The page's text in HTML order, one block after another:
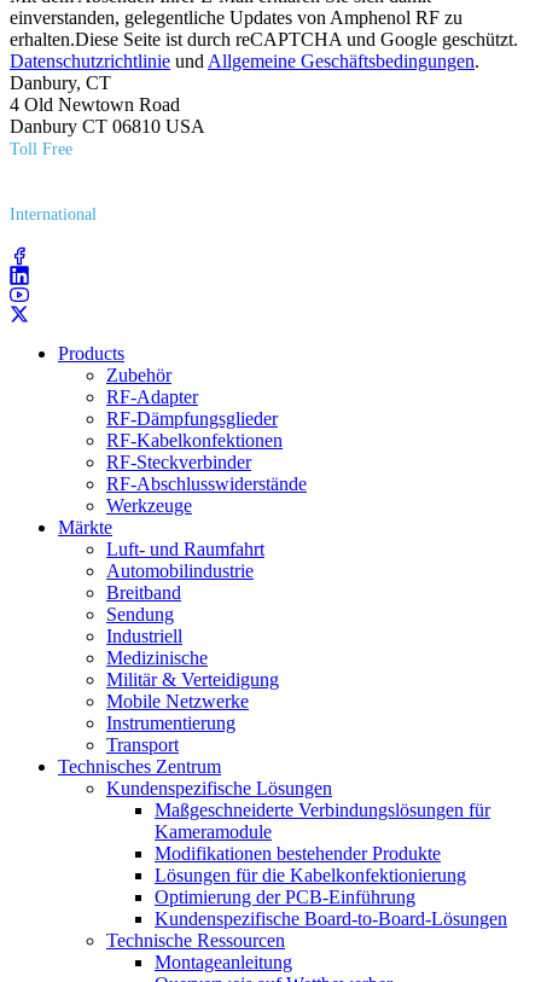
einverstanden, gelegentliche Updates von Amphenol RF zu
erhalten.Diese Seite ist durch reCAPTCHA und Google geschützt.
Datenschutzrichtlinie und Allgemeine Geschäftsbedingungen.
Danbury, CT
4 Old Newtown Road
Danbury CT 06810 USA
Toll Free
International
Products
Zubehör
RF-Adapter
RF-Dämpfungsglieder
RF-Kabelkonfektionen
RF-Steckverbinder
RF-Abschlusswiderstände
Werkzeuge
Märkte
Luft- und Raumfahrt
Automobilindustrie
Breitband
Sendung
Industriell
Medizinische
Militär & Verteidigung
Mobile Netzwerke
Instrumentierung
Transport
Technisches Zentrum
Kundenspezifische Lösungen
Maßgeschneiderte Verbindungslösungen für
Kameramodule
Modifikationen bestehender Produkte
Lösungen für die Kabelkonfektionierung
Optimierung der PCB-Einführung
Kundenspezifische Board-to-Board-Lösungen
Technische Ressourcen
Montageanleitung